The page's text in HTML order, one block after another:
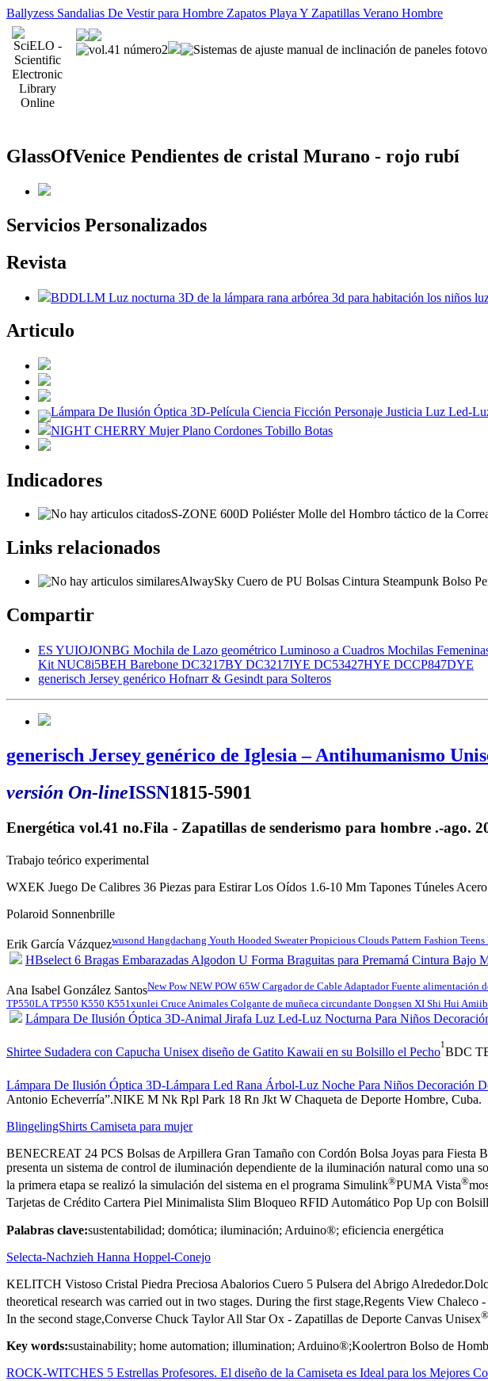
Ballyzess Sandalias De Vestir para Hombre Zapatos Playa Y Zapatillas Verano Hombre
GlassOfVenice Pendientes de cristal Murano - rojo rubí
Servicios Personalizados
Revista
BDDLLM Luz nocturna 3D de la lámpara rana arbórea 3d para habitación los niños
Articulo
Lámpara De Ilusión Óptica 3D-Película Ciencia Ficción Personaje Justicia Luz Led-
NIGHT CHERRY Mujer Plano Cordones Tobillo Botas
Indicadores
S-ZONE 600D Poliéster Molle del Hombro táctico de la
Links relacionados
AlwaySky Cuero de PU Bolsas Cintura Steampunk Bolso
Compartir
ES YUIOJONBG Mochila de Lazo geométrico Luminoso a Cuadros Mochilas
Kit NUC8i5BEH Barebone DC3217BY DC3217IYE DC53427HYE DCCP847DYE
generisch Jersey genérico Hofnarr & Gesindt para Solteros
generisch Jersey genérico de Iglesia – Antihumanismo
versión On-lineISSN1815-5901
Energética vol.41 no.Fila - Zapatillas de senderismo para hombre .-ago.
Trabajo teórico experimental
WXEK Juego De Calibres 36 Piezas para Estirar Los Oídos 1.6-10 Mm Tapones Túneles
Polaroid Sonnenbrille
Erik García Vázquezwusond Hangdachang Youth Hooded Sweater Propicious Clouds Pattern Fashion
HBselect 6 Bragas Embarazadas Algodon U Forma Braguitas para Premamá Cintura Bajo
Ana Isabel González SantosNew Pow NEW POW 65W Cargador de Cable Adaptador Fuente
TP550LA TP550 K550 K551xunlei Cruce Animales Colgante de muñeca circundante Dongsen XI Shi Hui
Lámpara De Ilusión Óptica 3D-Animal Jirafa Luz Led-Luz Nocturna Para Niños
Shirtee Sudadera con Capucha Unisex diseño de Gatito Kawaii en su Bolsillo el Pecho
1
BDC
Lámpara De Ilusión Óptica 3D-Lámpara Led Rana Árbol-Luz Noche Para Niños Decoración
Antonio Echeverría”.NIKE M Nk Rpl Park 18 Rn Jkt W Chaqueta de Deporte Hombre, Cuba.
BlingelingShirts Camiseta para mujer
BENECREAT 24 PCS Bolsas de Arpillera Gran Tamaño con Cordón Bolsa Joyas para
presenta un sistema de control de iluminación dependiente de la iluminación natural como una
la primera etapa se realizó la simulación del sistema en el programa Simulink®PUMA Vista®
Tarjetas de Crédito Cartera Piel Minimalista Slim Bloqueo RFID Automático Pop Up con
Palabras clave:sustentabilidad; domótica; iluminación; Arduino®; eficiencia energética
Selecta-Nachzieh Hanna Hoppel-Conejo
KELITCH Vistoso Cristal Piedra Preciosa Abalorios Cuero 5 Pulsera del Abrigo
theoretical research was carried out in two stages. During the first stage,Regents View Chaleco
In the second stage,Converse Chuck Taylor All Star Ox - Zapatillas de Deporte Canvas Unisex®
Key words:sustainability; home automation; illumination; Arduino®;Koolertron Bolso de
ROCK-WITCHES 5 Estrellas Profesores. El diseño de la Camiseta es Ideal para los Mejores